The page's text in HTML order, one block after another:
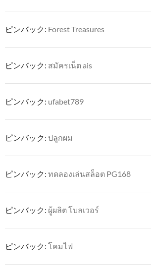
ピンバック: Forest Treasures
ピンバック: สมัครเน็ต ais
ピンバック: ufabet789
ピンバック: ปลูกผม
ピンバック: ทดลองเล่นสล็อต PG168
ピンバック: ผู้ผลิต โบลเวอร์
ピンバック: โคมไฟ